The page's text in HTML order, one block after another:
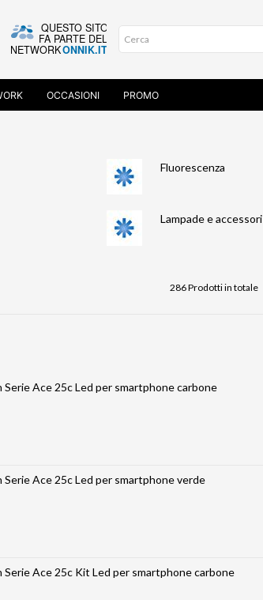
OCCASIONI PROMO
Fluorescenza
Lampade e accessori
286 Prodotti in totale
Serie Ace 25c Led per smartphone carbone
Serie Ace 25c Led per smartphone verde
Serie Ace 25c Kit Led per smartphone carbone